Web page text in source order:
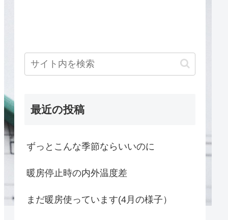
最近の投稿
ずっとこんな季節ならいいのに
暖房停止時の内外温度差
まだ暖房使っています(4月の様子）